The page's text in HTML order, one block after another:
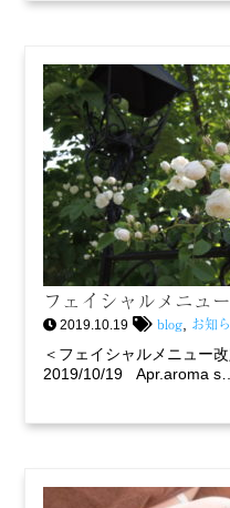
フェイシャルメニュ
2019.10.19 blog お知
＜フェイシャルメニュー
2019/10/19 Apr.aroma